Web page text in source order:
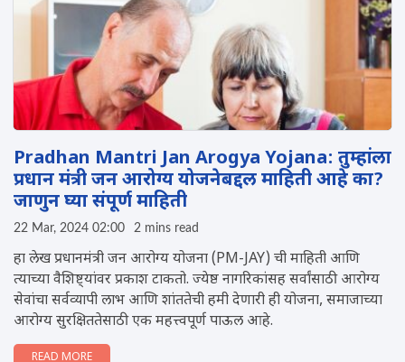
Pradhan Mantri Jan Arogya Yojana: तुम्हांला
प्रधान मंत्री जन आरोग्य योजनेबद्दल माहिती आहे का?
जाणुन घ्या संपूर्ण माहिती
22 Mar, 2024 02:00 2 mins read
हा लेख प्रधानमंत्री जन आरोग्य योजना (PM-JAY) ची माहिती आणि
त्याच्या वैशिष्ट्यांवर प्रकाश टाकतो. ज्येष्ठ नागरिकांसह सर्वांसाठी आरोग्य
सेवांचा सर्वव्यापी लाभ आणि शांततेची हमी देणारी ही योजना, समाजाच्या
आरोग्य सुरक्षिततेसाठी एक महत्त्वपूर्ण पाऊल आहे.
READ MORE